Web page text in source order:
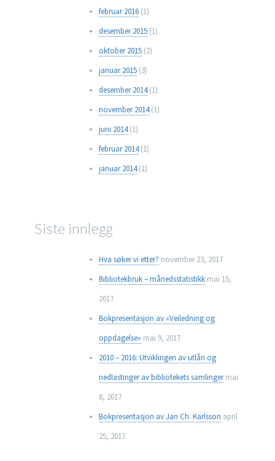
februar 2016(1)
desember 2015(1)
oktober 2015(2)
januar 2015(3)
desember 2014(1)
november 2014(1)
juni 2014(1)
februar 2014(1)
januar 2014(1)
Siste innlegg
Hva søker vi etter? november 23, 2017
Bibliotekbruk – månedsstatistikk mai 15,
2017
Bokpresentasjon av «Veiledning og
oppdagelse» mai 9, 2017
2010 – 2016: Utviklingen av utlån og
nedlastinger av bibliotekets samlinger mai
8, 2017
Bokpresentasjon av Jan Ch. Karlsson april
25, 2017